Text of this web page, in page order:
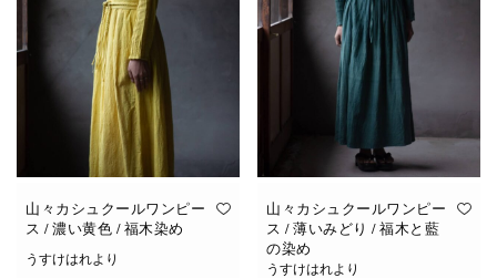
山々カシュクールワンピー
ス / 濃い黄色 / 福木染め
うすけはれより
山々カシュクールワンピー
ス / 薄いみどり / 福木と藍
の染め
うすけはれより